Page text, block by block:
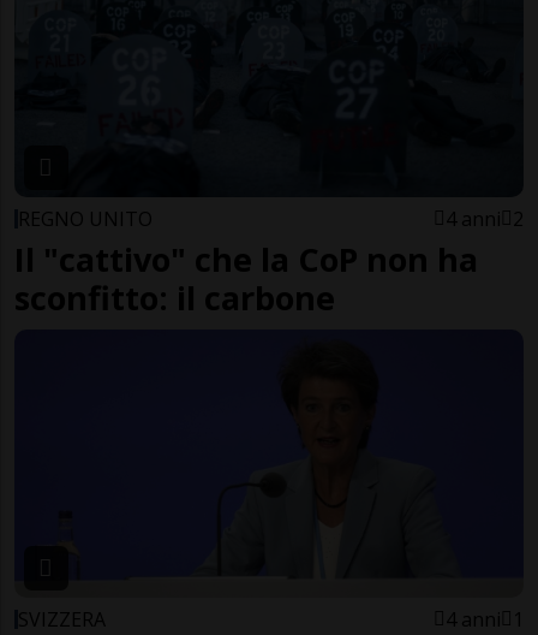
REGNO UNITO 4 anni 2
Il "cattivo" che la CoP non ha
sconfitto: il carbone
SVIZZERA 4 anni 1